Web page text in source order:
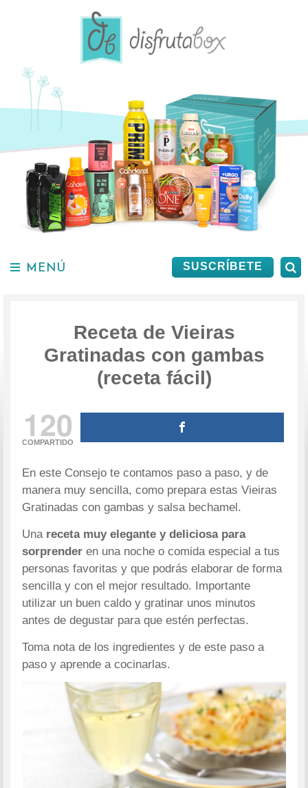
SUSCRÍBETE
MENÚ
Receta de Vieiras
Gratinadas con gambas
(receta fácil)
120
COMPARTIDO
En este Consejo te contamos paso a paso, y de
manera muy sencilla, como prepara estas Vieiras
Gratinadas con gambas y salsa bechamel.
Una receta muy elegante y deliciosa para
sorprender en una noche o comida especial a tus
personas favoritas y que podrás elaborar de forma
sencilla y con el mejor resultado. Importante
utilizar un buen caldo y gratinar unos minutos
antes de degustar para que estén perfectas.
Toma nota de los ingredientes y de este paso a
paso y aprende a cocinarlas.